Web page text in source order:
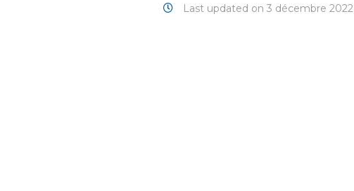
Last updated on 3 décembre 2022